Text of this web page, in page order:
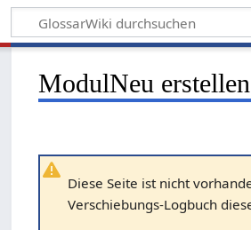
ModulNeu
Diese Seite ist nicht
Verschiebungs-Logbuch